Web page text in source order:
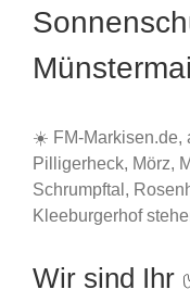
☀️ FM-Markisen.de,
Pilligerheck, Mörz,
Schrumpftal,
Kleeburgerhof
Wir sind Ihr